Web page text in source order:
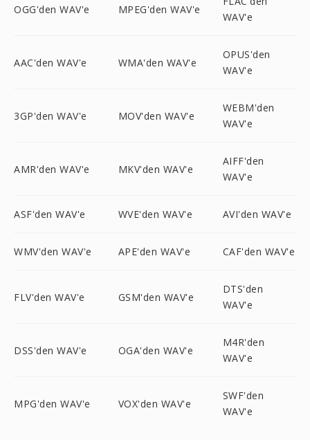
OGG'den WAV'e MPEG'den WAV'e
WAV'e
AAC'den WAV'e WMA'den WAV'e
OPUS'den
WAV'e
3GP'den WAV'e MOV'den WAV'e
WEBM'den
WAV'e
AMR'den WAV'e MKV'den WAV'e
AIFF'den
WAV'e
ASF'den WAV'e WVE'den WAV'e AVI'den WAV'e
WMV'den WAV'e APE'den WAV'e CAF'den WAV'e
FLV'den WAV'e GSM'den WAV'e
DTS'den
WAV'e
DSS'den WAV'e OGA'den WAV'e
M4R'den
WAV'e
MPG'den WAV'e VOX'den WAV'e
SWF'den
WAV'e